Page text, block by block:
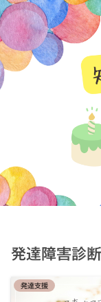
発達障害診
発達支援